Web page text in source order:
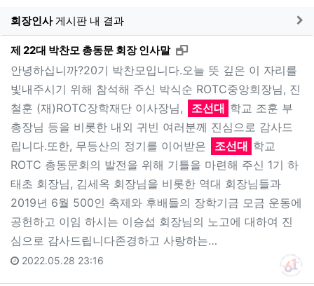
회장인사게시판 내 결과
제 22대 박찬모 총동문 회장 인사말 새창으로 보기
안녕하십니까?20기 박찬모입니다.오늘 뜻 깊은 이 자리를
빛내주시기 위해 참석해 주신 박식순 ROTC중앙회장님, 진
철훈 (재)ROTC장학재단 이사장님,
조선대 학교 조훈 부
총장님 등을 비롯한 내외 귀빈 여러분께 진심으로 감사드
립니다.또한, 무등산의 정기를 이어받은
조선대 학교
ROTC 총동문회의 발전을 위해 기틀을 마련해 주신 1기 하
태초 회장님, 김세옥 회장님을 비롯한 역대 회장님들과
2019년 6월 500인 축제와 후배들의 장학기금 모금 운동에
공헌하고 이임 하시는 이승섭 회장님의 노고에 대하여 진
심으로 감사드립니다존경하고 사랑하는…
2022.05.28 23:16